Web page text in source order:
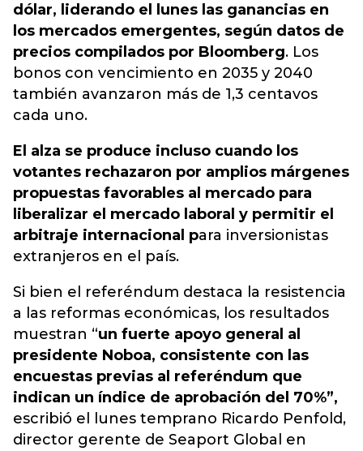
dólar, liderando el lunes las ganancias en
los mercados emergentes, según datos de
precios compilados por Bloomberg. Los
bonos con vencimiento en 2035 y 2040
también avanzaron más de 1,3 centavos
cada uno.
El alza se produce incluso cuando los
votantes rechazaron por amplios márgenes
propuestas favorables al mercado para
liberalizar el mercado laboral y permitir el
arbitraje internacional para inversionistas
extranjeros en el país.
Si bien el referéndum destaca la resistencia
a las reformas económicas, los resultados
muestran “un fuerte apoyo general al
presidente Noboa, consistente con las
encuestas previas al referéndum que
indican un índice de aprobación del 70%”,
escribió el lunes temprano Ricardo Penfold,
director gerente de Seaport Global en